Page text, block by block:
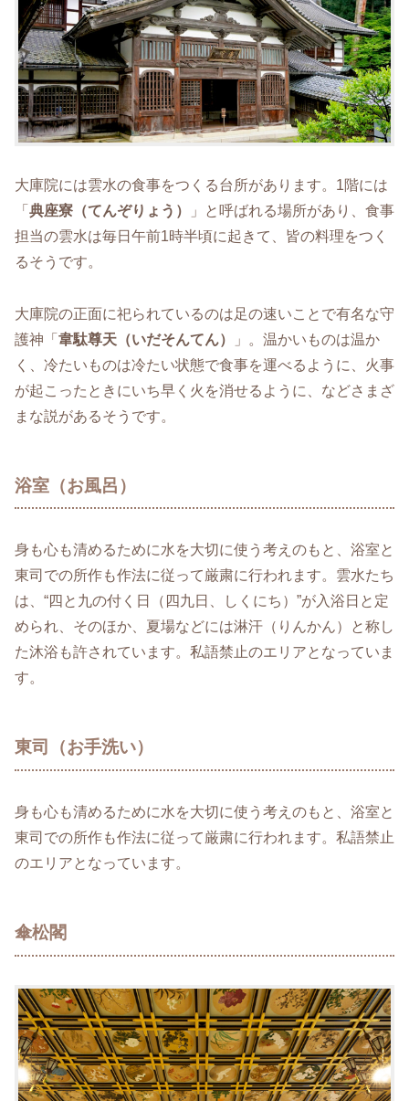
大庫院には雲水の食事をつくる台所があります。1階には
「 典座寮（てんぞりょう）
」と呼ばれる場所があり、食事
担当の雲水は毎日午前1時半頃に起きて、皆の料理をつく
るそうです。
大庫院の正面に祀られているのは足の速いことで有名な守
護神「 韋駄尊天（いだそんてん）
」。温かいものは温か
く、冷たいものは冷たい状態で食事を運べるように、火事
が起こったときにいち早く火を消せるように、などさまざ
まな説があるそうです。
浴室（お風呂）
身も心も清めるために水を大切に使う考えのもと、浴室と
東司での所作も作法に従って厳粛に行われます。雲水たち
は、“四と九の付く日（四九日、しくにち）”が入浴日と定
められ、そのほか、夏場などには淋汗（りんかん）と称し
た沐浴も許されています。私語禁止のエリアとなっていま
す。
東司（お手洗い）
身も心も清めるために水を大切に使う考えのもと、浴室と
東司での所作も作法に従って厳粛に行われます。私語禁止
のエリアとなっています。
傘松閣